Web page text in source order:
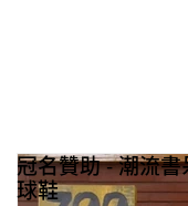
冠名贊助 - 潮流
球鞋